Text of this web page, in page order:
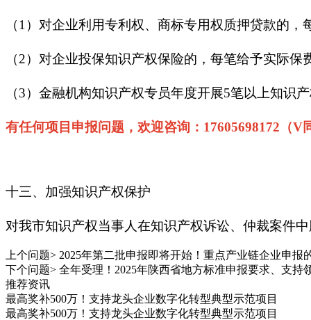
（1）对企业利用专利权、商标专用权质押贷款的
（2）对企业投保知识产权保险的，每笔给予实际
（3）金融机构知识产权专员年度开展5笔以上知识
有任何项目申报问题，欢迎咨询：17605698172（V
十三、加强知识产权保护
对我市知识产权当事人在知识产权诉讼、仲裁案件
上个问题> 2025年第二批申报即将开始！重点产业链企业申报
下个问题> 全年受理！2025年陕西省地方标准申报要求、支持
推荐资讯
最高奖补500万！支持龙头企业数字化转型典型示范项目
最高奖补500万！支持龙头企业数字化转型典型示范项目